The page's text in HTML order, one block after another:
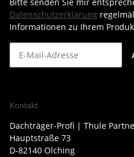
Datenschutzerklärung
Informationen zu Ihrem
Kontakt
Dachträger-Profi | Thule
Hauptstraße 73
D-82140 Olching